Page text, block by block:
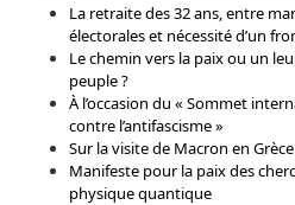
La retraite des 32 ans, entre
électorales et nécessité d’un
Le chemin vers la paix ou un
peuple ?
À l’occasion du « Sommet
contre l’antifascisme »
Sur la visite de Macron en Grèce
Manifeste pour la paix des
physique quantique